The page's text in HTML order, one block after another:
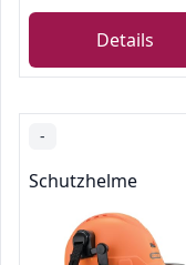
Details
-
Schutzhelme